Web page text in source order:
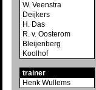
W. Veenstra
Deijkers
H. Das
R. v. Oosterom
Bleijenberg
Koolhof
trainer
Henk Wullems